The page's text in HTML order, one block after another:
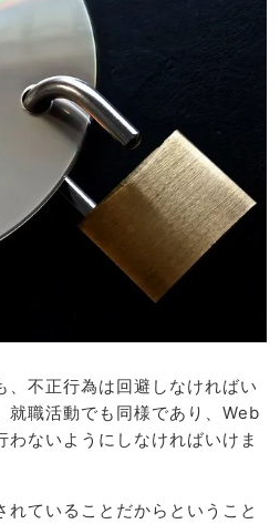
、不正行為は回避しなければい
就職活動でも同様であり、Web
わないようにしなければいけま
ていることだからということ